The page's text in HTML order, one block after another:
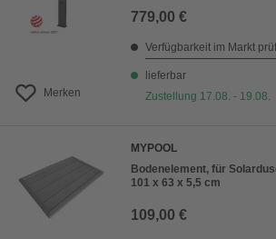
Merken
779,00 €
Verfügbarkeit im Markt
lieferbar
Zustellung 17.08. - 19.08.
MYPOOL
Bodenelement, für
101 x 63 x 5,5 cm
109,00 €